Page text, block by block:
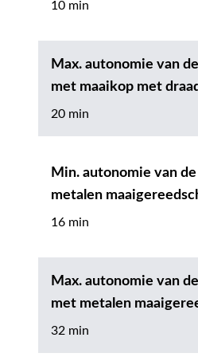
10 min
Max. autonomie van
met maaikop met
20 min
Min. autonomie van
metalen
16 min
Max. autonomie van
met metalen
32 min